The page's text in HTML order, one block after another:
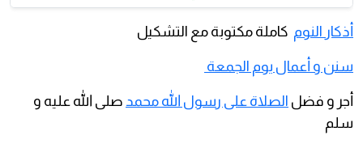
أذكار النوم كاملة مكتوبة مع التشكيل
سنن و أعمال يوم الجمعة
أجر و فضل الصلاة على رسول الله محمد صلى الله عليه و
سلم